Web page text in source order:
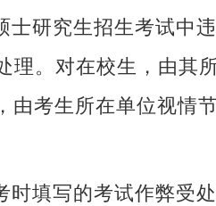
士研究生招生考试中
理。对在校生，由其
由考生所在单位视情
时填写的考试作弊受